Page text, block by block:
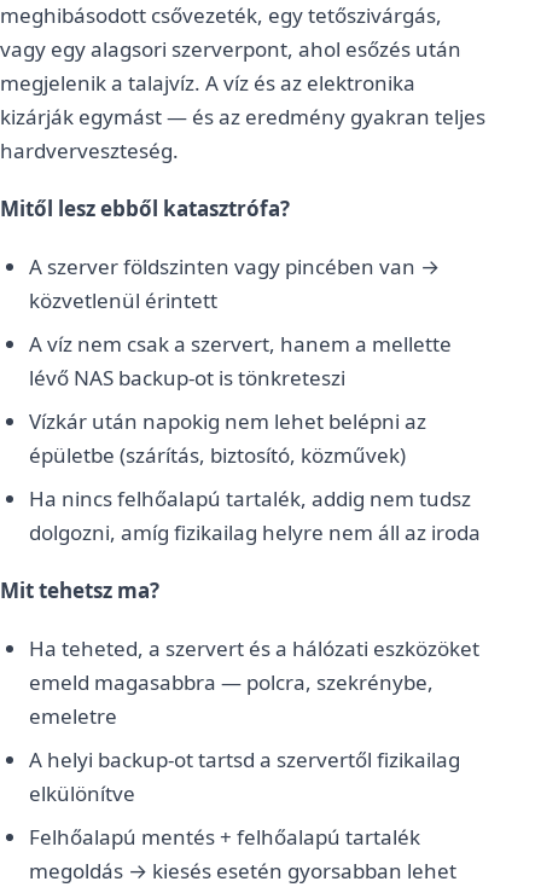
meghibásodott csővezeték, egy tetőszivárgás,
vagy egy alagsori szerverpont, ahol esőzés után
megjelenik a talajvíz. A víz és az elektronika
kizárják egymást — és az eredmény gyakran teljes
hardverveszteség.
Mitől lesz ebből katasztrófa?
A szerver földszinten vagy pincében van →
közvetlenül érintett
A víz nem csak a szervert, hanem a mellette
lévő NAS backup-ot is tönkreteszi
Vízkár után napokig nem lehet belépni az
épületbe (szárítás, biztosító, közművek)
Ha nincs felhőalapú tartalék, addig nem tudsz
dolgozni, amíg fizikailag helyre nem áll az iroda
Mit tehetsz ma?
Ha teheted, a szervert és a hálózati eszközöket
emeld magasabbra — polcra, szekrénybe,
emeletre
A helyi backup-ot tartsd a szervertől fizikailag
elkülönítve
Felhőalapú mentés + felhőalapú tartalék
megoldás → kiesés esetén gyorsabban lehet